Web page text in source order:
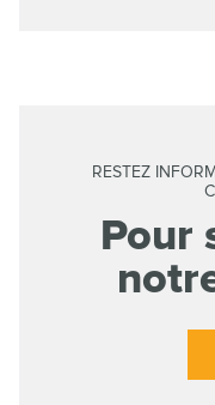
RESTEZ
Pour